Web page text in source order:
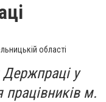
області
у
працівників м.